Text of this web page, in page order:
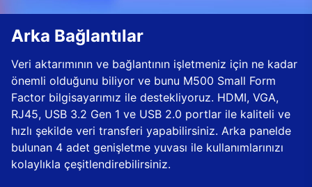
Arka Bağlantılar
Veri aktarımının ve bağlantının işletmeniz için ne kadar
önemli olduğunu biliyor ve bunu M500 Small Form
Factor bilgisayarımız ile destekliyoruz. HDMI, VGA,
RJ45, USB 3.2 Gen 1 ve USB 2.0 portlar ile kaliteli ve
hızlı şekilde veri transferi yapabilirsiniz. Arka panelde
bulunan 4 adet genişletme yuvası ile kullanımlarınızı
kolaylıkla çeşitlendirebilirsiniz.